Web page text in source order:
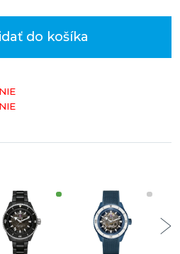
do košíka
NIE
NIE